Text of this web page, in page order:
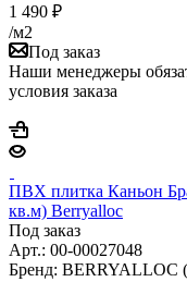
1 490 ₽
/м2
Под заказ
Наши менеджеры
условия заказа
ПВХ плитка Каньон
кв.м) Berryalloс
Под заказ
Арт.: 00-00027048
Бренд: BERRYALLOC